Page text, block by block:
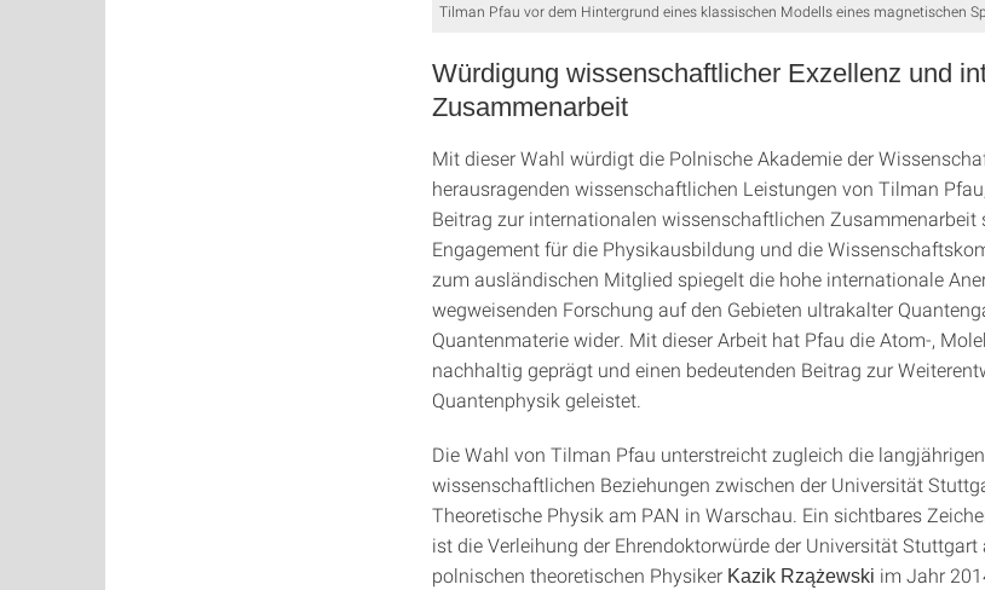
Tilman Pfau vor dem Hintergrund eines klassischen Modells eines magnetischen
Würdigung wissenschaftlicher Exzellenz und
Zusammenarbeit
Mit dieser Wahl würdigt die Polnische Akademie der
herausragenden wissenschaftlichen Leistungen von Tilman
Beitrag zur internationalen wissenschaftlichen Zusammenarbeit
Engagement für die Physikausbildung und die
zum ausländischen Mitglied spiegelt die hohe internationale
wegweisenden Forschung auf den Gebieten ultrakalter
Quantenmaterie wider. Mit dieser Arbeit hat Pfau die Atom-,
nachhaltig geprägt und einen bedeutenden Beitrag zur
Quantenphysik geleistet.
Die Wahl von Tilman Pfau unterstreicht zugleich die
wissenschaftlichen Beziehungen zwischen der Universität
Theoretische Physik am PAN in Warschau. Ein sichtbares
ist die Verleihung der Ehrendoktorwürde der Universität
polnischen theoretischen Physiker Kazik Rzążewski im Jahr